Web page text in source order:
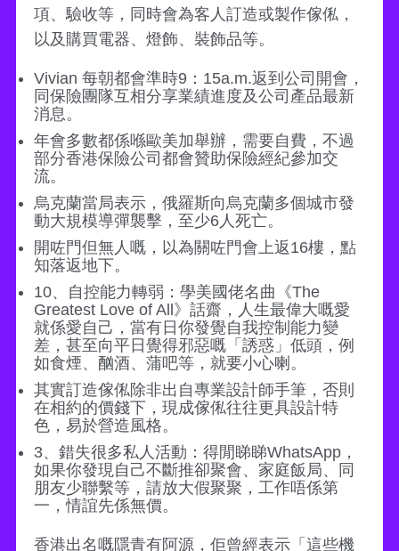
項、驗收等，同時會為客人訂造或製作傢俬，
以及購買電器、燈飾、裝飾品等。
Vivian 每朝都會準時9：15a.m.返到公司開會，
同保險團隊互相分享業績進度及公司產品最新
消息。
年會多數都係喺歐美加舉辦，需要自費，不過
部分香港保險公司都會贊助保險經紀參加交
流。
烏克蘭當局表示，俄羅斯向烏克蘭多個城市發
動大規模導彈襲擊，至少6人死亡。
開咗門但無人嘅，以為關咗門會上返16樓，點
知落返地下。
10、自控能力轉弱：學美國佬名曲《The
Greatest Love of All》話齋，人生最偉大嘅愛
就係愛自己，當有日你發覺自我控制能力變
差，甚至向平日覺得邪惡嘅「誘惑」低頭，例
如食煙、酗酒、蒲吧等，就要小心喇。
其實訂造傢俬除非出自專業設計師手筆，否則
在相約的價錢下，現成傢俬往往更具設計特
色，易於營造風格。
3、錯失很多私人活動：得閒睇睇WhatsApp，
如果你發現自己不斷推卻聚會、家庭飯局、同
朋友少聯繫等，請放大假聚聚，工作唔係第
一，情誼先係無價。
香港出名嘅隱青有阿源，佢曾經表示「這些機